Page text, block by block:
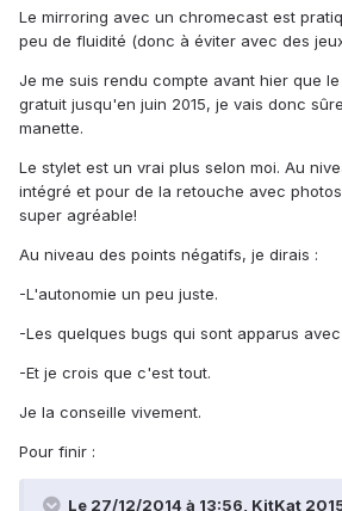
Le mirroring avec un chromecast est
peu de fluidité (donc à éviter avec des
Je me suis rendu compte avant hier que le
gratuit jusqu'en juin 2015, je vais donc
manette.
Le stylet est un vrai plus selon moi. Au
intégré et pour de la retouche avec
super agréable!
Au niveau des points négatifs, je dirais :
-L'autonomie un peu juste.
-Les quelques bugs qui sont apparus
-Et je crois que c'est tout.
Je la conseille vivement.
Pour finir :
Le 27/12/2014 à 13:56, KitKat